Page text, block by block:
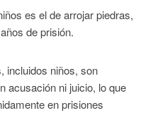
es el de arrojar piedras,
de prisión.
incluidos niños, son
acusación ni juicio, lo que
en prisiones